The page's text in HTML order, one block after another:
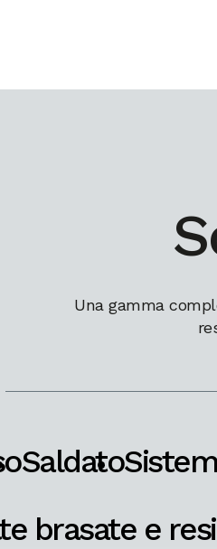
Una gamma
Saldato
brasate e